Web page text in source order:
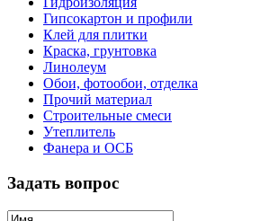
Гипсокартон и профили
Клей для плитки
Краска, грунтовка
Линолеум
Обои, фотообои, отделка
Прочий материал
Строительные смеси
Утеплитель
Фанера и ОСБ
Задать вопрос